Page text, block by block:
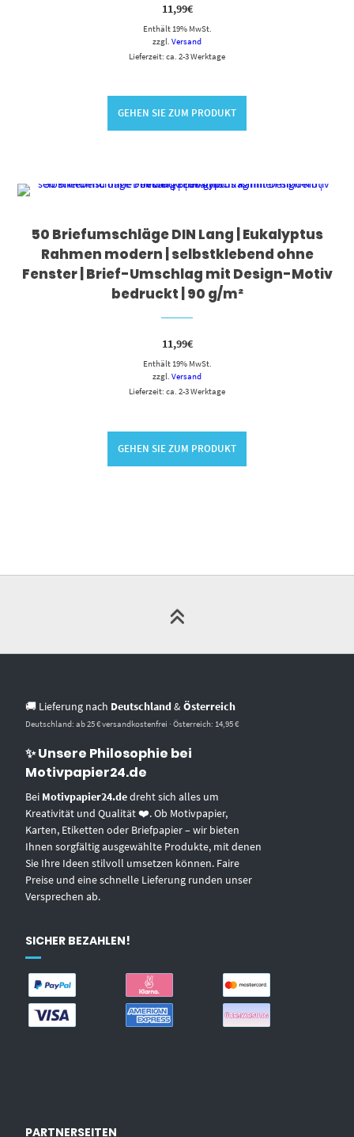
11,99€
Enthält 19% MwSt.
zzgl. Versand
Lieferzeit: ca. 2-3 Werktage
GEHEN SIE ZUM PRODUKT
50 Briefumschläge DIN Lang | Eukalyptus
Rahmen modern | selbstklebend ohne
Fenster | Brief-Umschlag mit Design-Motiv
bedruckt | 90 g/m²
11,99€
Enthält 19% MwSt.
zzgl. Versand
Lieferzeit: ca. 2-3 Werktage
GEHEN SIE ZUM PRODUKT
🚚 Lieferung nach Deutschland &Österreich
Deutschland: ab 25 € versandkostenfrei · Österreich: 14,95 €
✨ Unsere Philosophie bei
Motivpapier24.de
Bei Motivpapier24.dedreht sich alles um
Kreativität und Qualität ❤️. Ob Motivpapier,
Karten, Etiketten oder Briefpapier – wir bieten
Ihnen sorgfältig ausgewählte Produkte, mit denen
Sie Ihre Ideen stilvoll umsetzen können. Faire
Preise und eine schnelle Lieferung runden unser
Versprechen ab.
SICHER BEZAHLEN!
PARTNERSEITEN